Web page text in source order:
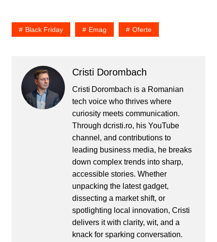
ansamblul rezidențial
Liziera de Lac, la 15
Black Friday Emag Oferte
Cristi Dorombach
Cristi Dorombach is a Romanian
tech voice who thrives where
curiosity meets communication.
Through dcristi.ro, his YouTube
channel, and contributions to
leading business media, he breaks
down complex trends into sharp,
accessible stories. Whether
unpacking the latest gadget,
dissecting a market shift, or
spotlighting local innovation, Cristi
delivers it with clarity, wit, and a
knack for sparking conversation.